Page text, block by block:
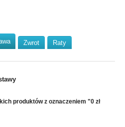
Zwrot
Raty
produktów z oznaczeniem "0 zł